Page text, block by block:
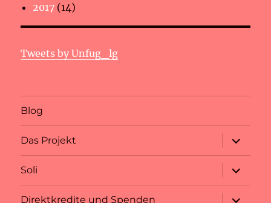
2017 (14)
Tweets by Unfug_lg
Blog
Das Projekt
anzeigen
Soli
anzeigen
Direktkredite und Spenden